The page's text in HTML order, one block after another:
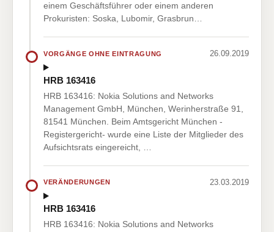
einem Geschäftsführer oder einem anderen
Prokuristen: Soska, Lubomir, Grasbrun…
VORGÄNGE OHNE EINTRAGUNG 26.09.2019
HRB 163416
HRB 163416: Nokia Solutions and Networks
Management GmbH, München, Werinherstraße 91,
81541 München. Beim Amtsgericht München -
Registergericht- wurde eine Liste der Mitglieder des
Aufsichtsrats eingereicht, …
VERÄNDERUNGEN 23.03.2019
HRB 163416
HRB 163416: Nokia Solutions and Networks